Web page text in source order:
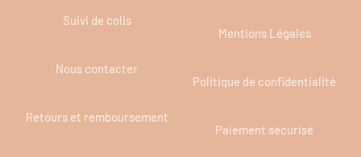
Suivi de colis
Nous contacter
Retours et remboursement
Mentions Légales
Politique de confidentialité
Paiement sécurisé